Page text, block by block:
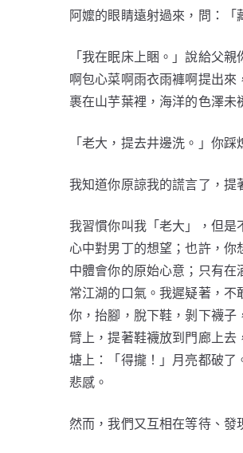
阿嬤的眼睛遠射過來，問：「
「我在眠床上睏。」說給父
啊包心菜啊雨衣雨褲啊提出
裹在山芋葉裡，海洋的色澤未
「老大，提去井邊洗。」你
我知道你原諒我的謊言了，提
我習慣你叫我「老大」，但
心中對男丁的想望；也許，
中體會你的原始心意；只有
常江湖的口氣。我遲疑著，
你，抬腳，脫下鞋，剝下襪
臂上，提著鞋襪放到門廊上
塘上：「得攏！」月亮都破
悲感。
然而，我們又互相在等待、發